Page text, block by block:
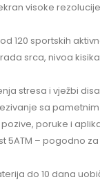
ekran visoke
120 sportskih
srca, nivoa kisika
stresa i vježbi
sa
poruke i
5ATM – pogodno
do 10 dana